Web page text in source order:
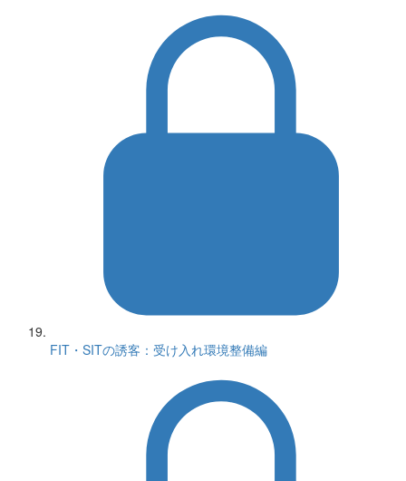
FIT・SITの誘客：受け入れ環境整備編